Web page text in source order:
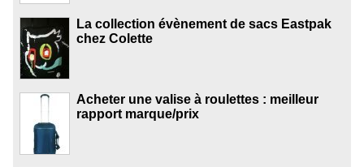
La collection évènement de sacs Eastpak
chez Colette
Acheter une valise à roulettes : meilleur
rapport marque/prix